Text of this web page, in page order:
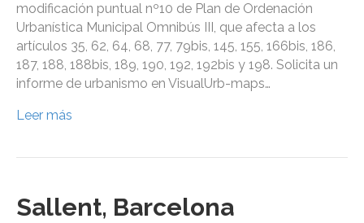
modificación puntual nº10 de Plan de Ordenación
Urbanística Municipal Omnibús III, que afecta a los
artículos 35, 62, 64, 68, 77, 79bis, 145, 155, 166bis, 186,
187, 188, 188bis, 189, 190, 192, 192bis y 198. Solicita un
informe de urbanismo en VisualUrb-maps…
Leer más
Sallent, Barcelona